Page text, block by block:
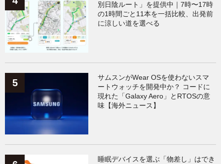
別日陰ルート」を提供中｜7時〜17時
の1時間ごと11本を一括比較、出発前
に涼しい道を選べる
サムスンがWear OSを使わないスマ
ートウォッチを開発中か？ コードに
現れた「Galaxy Aero」とRTOSの意
味【海外ニュース】
睡眠デバイスを選ぶ「物差し」はでき